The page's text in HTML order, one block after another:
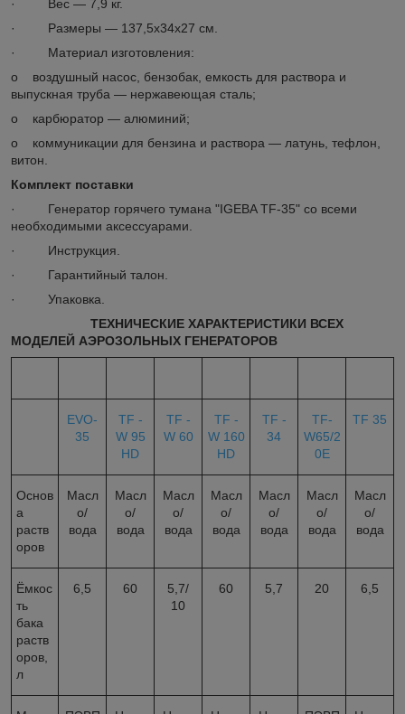
· Вес — 7,9 кг.
· Размеры — 137,5х34х27 см.
· Материал изготовления:
o воздушный насос, бензобак, емкость для раствора и
выпускная труба — нержавеющая сталь;
o карбюратор — алюминий;
o коммуникации для бензина и раствора — латунь, тефлон,
витон.
Комплект поставки
· Генератор горячего тумана "IGEBA TF-35" со всеми
необходимыми аксессуарами.
· Инструкция.
· Гарантийный талон.
· Упаковка.
TEХНИЧЕСКИЕ ХАРАКТЕРИСТИКИ ВСЕХ
МОДЕЛЕЙ АЭРОЗОЛЬНЫХ ГЕНЕРАТОРОВ
EVO-
35
TF -
W 95
HD
TF -
W 60
TF -
W 160
HD
TF -
34
TF-
W65/2
0E
TF 35
Основ
а
раств
оров
Масл
о/
вода
Масл
о/
вода
Масл
о/
вода
Масл
о/
вода
Масл
о/
вода
Масл
о/
вода
Масл
о/
вода
Ёмкос
ть
бака
раств
оров,
л
6,5 60
5,7/
10
60 5,7 20 6,5